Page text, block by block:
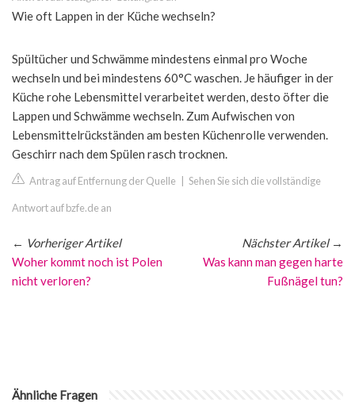
Wie oft Lappen in der Küche wechseln?
Spültücher und Schwämme mindestens einmal pro Woche
wechseln und bei mindestens 60°C waschen. Je häufiger in der
Küche rohe Lebensmittel verarbeitet werden, desto öfter die
Lappen und Schwämme wechseln. Zum Aufwischen von
Lebensmittelrückständen am besten Küchenrolle verwenden.
Geschirr nach dem Spülen rasch trocknen.
Antrag auf Entfernung der Quelle Sehen Sie sich die vollständige
Antwort auf bzfe.de an
← Vorheriger Artikel
Woher kommt noch ist Polen
nicht verloren?
Nächster Artikel→
Was kann man gegen harte
Fußnägel tun?
Ähnliche Fragen